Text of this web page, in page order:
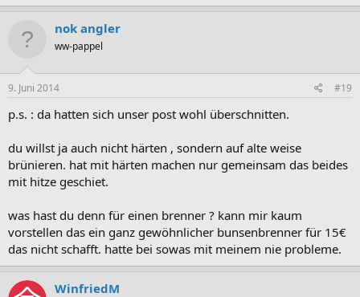
nok angler
ww-pappel
9. Juni 2014 #19
p.s. : da hatten sich unser post wohl überschnitten.
du willst ja auch nicht härten , sondern auf alte weise
brünieren. hat mit härten machen nur gemeinsam das beides
mit hitze geschiet.
was hast du denn für einen brenner ? kann mir kaum
vorstellen das ein ganz gewöhnlicher bunsenbrenner für 15€
das nicht schafft. hatte bei sowas mit meinem nie probleme.
WinfriedM